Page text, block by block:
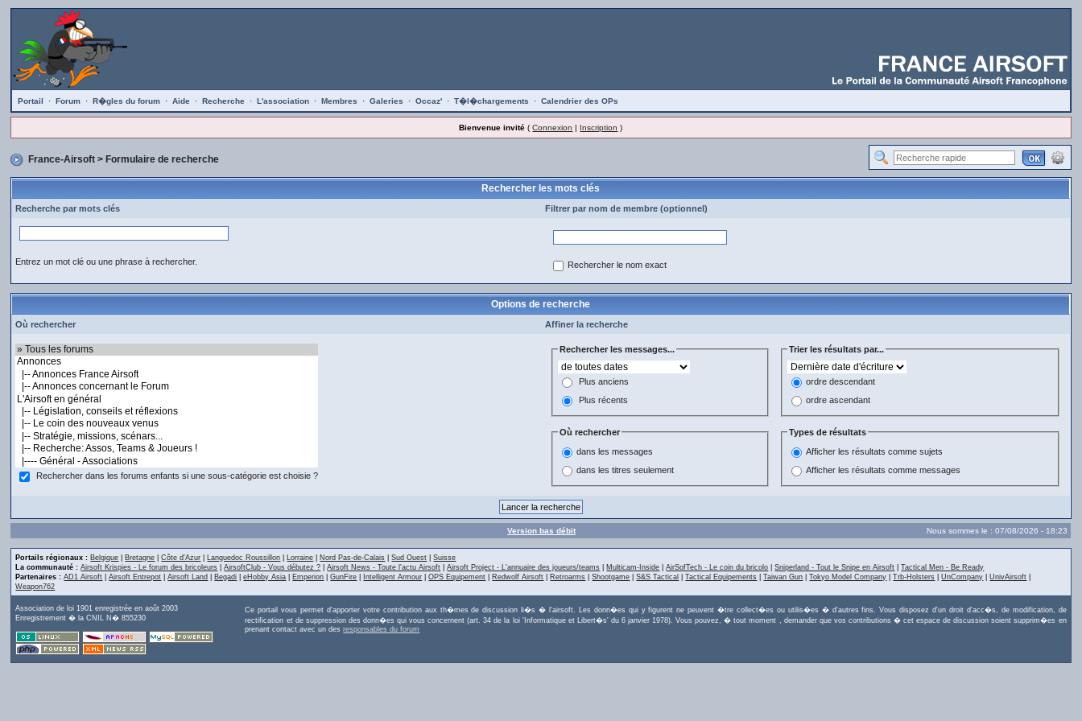
Portail · Forum · R�gles du forum · Aide · Recherche · L'association · Membres · Galeries · Occaz' · T�l�chargements · Calendrier des OPs
Bienvenue invité (Connexion | Inscription )
France-Airsoft > Formulaire de recherche
Rechercher les mots clés
Recherche par mots clés Filtrer par nom de membre (optionnel)
Entrez un mot clé ou une phrase à rechercher. Rechercher le nom exact
Options de recherche
Où rechercher Affiner la recherche
Rechercher dans les forums enfants si une sous-catégorie est choisie ?
Rechercher les messages...
Plus anciens
Plus récents
Trier les résultats par...
ordre descendant
ordre ascendant
Où rechercher
dans les messages
dans les titres seulement
Types de résultats
Afficher les résultats comme sujets
Afficher les résultats comme messages
Version bas débit Nous sommes le : 07/08/2026 - 18:23
Portails régionaux : Belgique Bretagne |Côte d'Azur Languedoc Roussillon Lorraine Nord Pas-de-Calais |Sud Ouest |Suisse
La communauté : Airsoft Krispies - Le forum des bricoleurs |AirsoftClub - Vous débutez ? |Airsoft News - Toute l'actu Airsoft |Airsoft Project - L'annuaire des joueurs/teams Multicam-Inside |AirSofTech - Le coin du bricolo |Sniperland - Tout le Snipe en Airsoft |Tactical Men - Be Ready
Partenaires : AD1 Airsoft |Airsoft Entrepot |Airsoft Land Begadi |eHobby Asia Emperion |GunFire Intelligent Armour |OPS Equipement Redwolf Airsoft Retroarms |Shootgame |S&S Tactical |Tactical Equipements |Taiwan Gun |Tokyo Model Company |Trb-Holsters |UnCompany |UnivAirsoft
Weapon762
Association de loi 1901 enregistrée en août 2003
Enregistrement � la CNIL N� 855230
Ce portail vous permet d'apporter votre contribution aux th�mes de discussion li�s � l'airsoft. Les donn�es qui y figurent ne peuvent �tre collect�es ou utilis�es � d'autres fins. Vous disposez d'un droit d'acc�s, de modification, de
rectification et de suppression des donn�es qui vous concernent (art. 34 de la loi 'Informatique et Libert�s' du 6 janvier 1978). Vous pouvez, � tout moment , demander que vos contributions � cet espace de discussion soient supprim�es en
prenant contact avec un desresponsables du forum